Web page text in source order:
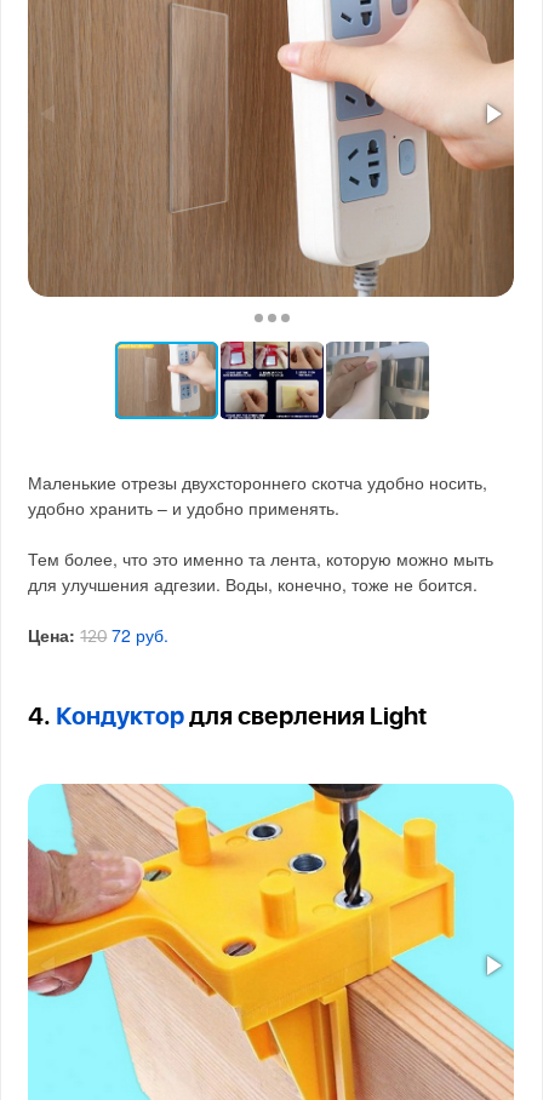
Маленькие отрезы двухстороннего скотча удобно носить,
удобно хранить – и удобно применять.
Тем более, что это именно та лента, которую можно мыть
для улучшения адгезии. Воды, конечно, тоже не боится.
Цена: 120 72 руб.
4. Кондуктор для сверления Light